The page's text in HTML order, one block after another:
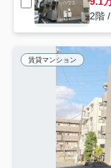
2階
賃貸マンション